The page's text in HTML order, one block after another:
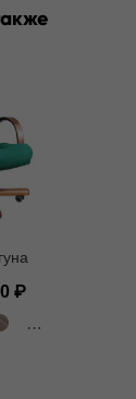
502 цвета